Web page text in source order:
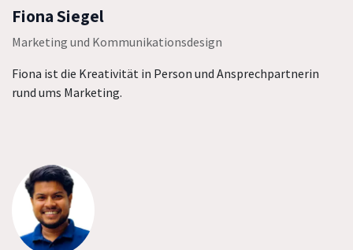
Fiona Siegel
Marketing und Kommunikationsdesign
Fiona ist die Kreativität in Person und Ansprechpartnerin
rund ums Marketing.